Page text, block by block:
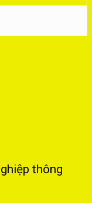
thông